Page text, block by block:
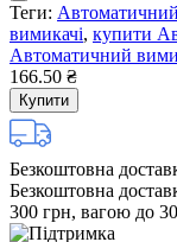
Теги:
вимикачі, купити
Автоматичний
166.50 ₴
Купити
Безкоштовна
Безкоштовна
300 грн, вагою до